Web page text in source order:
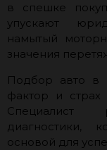
в спешке
упускают
намытый
значения
Подбор авто в
фактор и страх
Специалист
диагностики,
основой для